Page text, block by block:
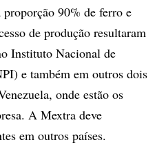
90% de ferro e
de produção resultaram
Instituto Nacional de
e também em outros dois
onde estão os
A Mextra deve
em outros países.